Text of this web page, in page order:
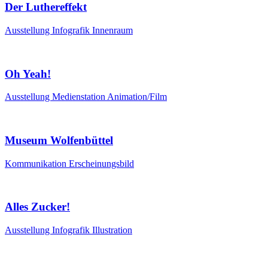
Der Luthereffekt
Ausstellung Infografik Innenraum
Oh Yeah!
Ausstellung Medienstation Animation/Film
Museum Wolfenbüttel
Kommunikation Erscheinungsbild
Alles Zucker!
Ausstellung Infografik Illustration